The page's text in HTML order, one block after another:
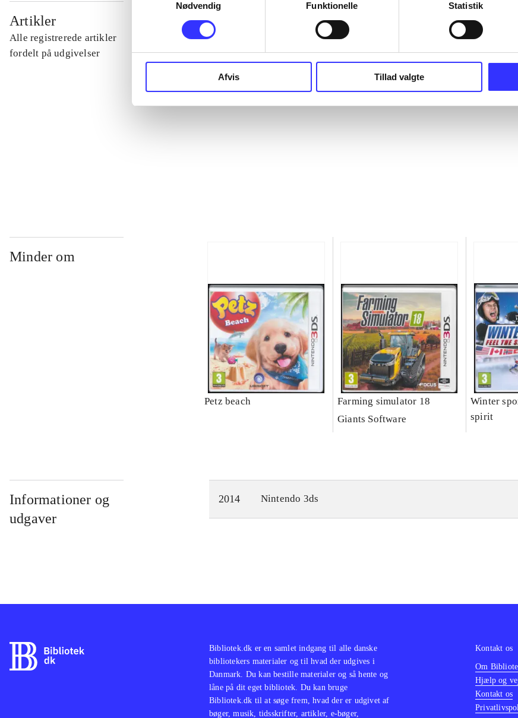
Nødvendig
Funktionelle Statistik
Afvis Tillad valgte
Artikler
Alle registrerede artikler
fordelt på udgivelser
...
...
...
Minder om
Petz beach
Farming simulator 18
Giants Software
Winter
spirit
Informationer og
udgaver
2014 Nintendo 3ds
Bibliotek.dk er en samlet indgang til alle danske
bibliotekers materialer og til hvad der udgives i
Danmark. Du kan bestille materialer og så hente og
låne på dit eget bibliotek. Du kan bruge
Bibliotek.dk til at søge frem, hvad der er udgivet af
bøger, musik, tidsskrifter, artikler, e-bøger,
Kontakt os
Om
Hjælp og
Kontakt os